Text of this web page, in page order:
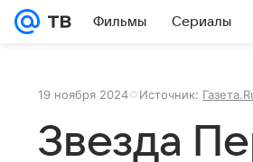
Фильмы Сериалы
19 ноября 2024 Источник:
Звезда